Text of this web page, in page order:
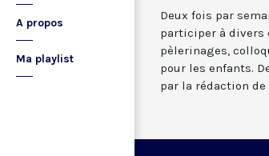
A propos
Ma playlist
Deux fois par
participer à divers
pèlerinages,
pour les enfants.
par la rédaction de